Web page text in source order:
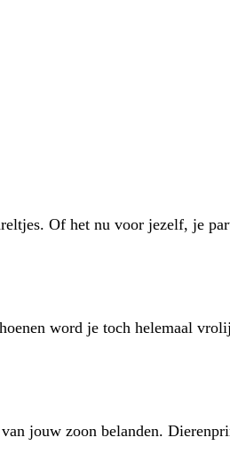
Of het nu voor jezelf, je
word je toch helemaal
jouw zoon belanden.